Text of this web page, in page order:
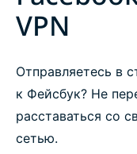
VPN
Отправляетесь в
к Фейсбук? Не
расставаться со
сетью.